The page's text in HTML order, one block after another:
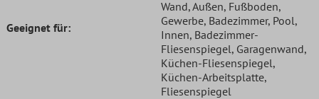
Geeignet für:
Wand, Außen, Fußboden,
Gewerbe, Badezimmer, Pool,
Innen, Badezimmer-
Fliesenspiegel, Garagenwand,
Küchen-Fliesenspiegel,
Küchen-Arbeitsplatte,
Fliesenspiegel